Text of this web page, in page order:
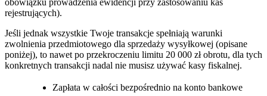
obowiązku prowadzenia ewidencji przy zastosowaniu kas
rejestrujących).
Jeśli jednak wszystkie Twoje transakcje spełniają warunki
zwolnienia przedmiotowego dla sprzedaży wysyłkowej (opisane
poniżej), to nawet po przekroczeniu limitu 20 000 zł obrotu, dla tych
konkretnych transakcji nadal nie musisz używać kasy fiskalnej.
Zapłata w całości bezpośrednio na konto bankowe